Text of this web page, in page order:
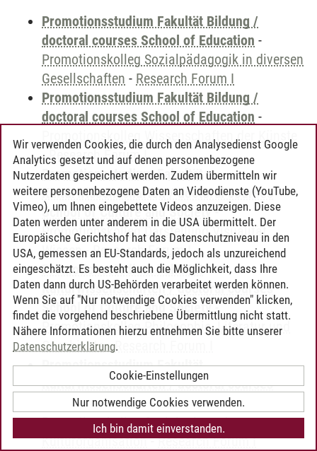
Promotionsstudium Fakultät Bildung /
doctoral courses School of Education -
Promotionskolleg Sozialpädagogik in diversen
Gesellschaften - Research Forum I
Promotionsstudium Fakultät Bildung /
doctoral courses School of Education -
Promotionskolleg Wissenschaften der Künste
-Research Forum I
Promotionsstudium Fakultät
Kulturwissenschaften / doctoral courses
School of Culture and Society-
Promotionskolleg Darstellung Visualität
Wissen-Research Forum I
Promotionsstudium Fakultät
Kulturwissenschaften / doctoral courses
School of Culture and Society-
Promotionskolleg Philosophie, Literatur und
Geschichte-Research Forum I
Promotionsstudium Fakultät
Kulturwissenschaften / doctoral courses
School of Culture and Society-
Promotionskolleg Soziologie und
Kulturorganisation-Research Forum I
Wir verwenden Cookies, die durch den Analysedienst Google
Analytics gesetzt und auf denen personenbezogene
Nutzerdaten gespeichert werden. Zudem übermitteln wir
weitere personenbezogene Daten an Videodienste (YouTube,
Vimeo), um Ihnen eingebettete Videos anzuzeigen. Diese
Daten werden unter anderem in die USA übermittelt. Der
Europäische Gerichtshof hat das Datenschutzniveau in den
USA, gemessen an EU-Standards, jedoch als unzureichend
eingeschätzt. Es besteht auch die Möglichkeit, dass Ihre
Daten dann durch US-Behörden verarbeitet werden können.
Wenn Sie auf "Nur notwendige Cookies verwenden" klicken,
findet die vorgehend beschriebene Übermittlung nicht statt.
Nähere Informationen hierzu entnehmen Sie bitte unserer
Datenschutzerklärung.
Cookie-Einstellungen
Nur notwendige Cookies verwenden.
Ich bin damit einverstanden.